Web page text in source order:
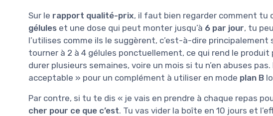
Sur le rapport qualité-prix, il faut bien regarder comment tu
gélules et une dose qui peut monter jusqu’à 6 par jour, tu
l’utilises comme ils le suggèrent, c’est-à-dire
tourner à 2 à 4 gélules ponctuellement, ce qui rend le produit
durer plusieurs semaines, voire un mois si tu n’en abuses
acceptable » pour un complément à utiliser en mode plan B
Par contre, si tu te dis « je vais en prendre à chaque repas
cher pour ce que c’est. Tu vas vider la boîte en 10 jours et